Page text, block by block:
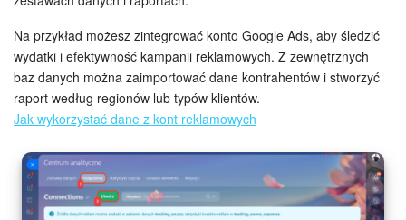
Workflow
Centrum Sprzedaży
Kwestie ogólne
Collaby
Rezerwacja online
Na przykład możesz zintegrować konto Google Ads, aby śledzić
wydatki i efektywność kampanii reklamowych. Z zewnętrznych
baz danych można zaimportować dane kontrahentów i stworzyć
raport według regionów lub typów klientów.
Jak wykorzystać dane z kont reklamowych